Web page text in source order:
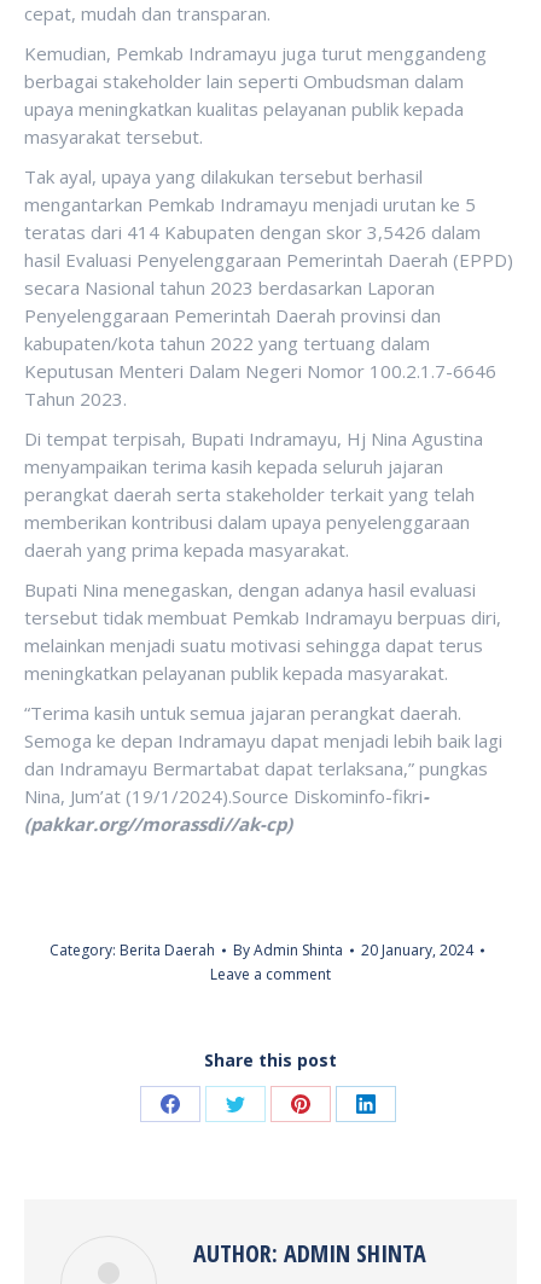
cepat, mudah dan transparan.
Kemudian, Pemkab Indramayu juga turut menggandeng
berbagai stakeholder lain seperti Ombudsman dalam
upaya meningkatkan kualitas pelayanan publik kepada
masyarakat tersebut.
Tak ayal, upaya yang dilakukan tersebut berhasil
mengantarkan Pemkab Indramayu menjadi urutan ke 5
teratas dari 414 Kabupaten dengan skor 3,5426 dalam
hasil Evaluasi Penyelenggaraan Pemerintah Daerah (EPPD)
secara Nasional tahun 2023 berdasarkan Laporan
Penyelenggaraan Pemerintah Daerah provinsi dan
kabupaten/kota tahun 2022 yang tertuang dalam
Keputusan Menteri Dalam Negeri Nomor 100.2.1.7-6646
Tahun 2023.
Di tempat terpisah, Bupati Indramayu, Hj Nina Agustina
menyampaikan terima kasih kepada seluruh jajaran
perangkat daerah serta stakeholder terkait yang telah
memberikan kontribusi dalam upaya penyelenggaraan
daerah yang prima kepada masyarakat.
Bupati Nina menegaskan, dengan adanya hasil evaluasi
tersebut tidak membuat Pemkab Indramayu berpuas diri,
melainkan menjadi suatu motivasi sehingga dapat terus
meningkatkan pelayanan publik kepada masyarakat.
“Terima kasih untuk semua jajaran perangkat daerah.
Semoga ke depan Indramayu dapat menjadi lebih baik lagi
dan Indramayu Bermartabat dapat terlaksana,” pungkas
Nina, Jum’at (19/1/2024).Source Diskominfo-fikri-
(pakkar.org//morassdi//ak-cp)
Category: Berita Daerah ByAdmin Shinta
20 January, 2024
Leave a comment
Share this post
Share Share Share Share
AUTHOR: ADMIN SHINTA